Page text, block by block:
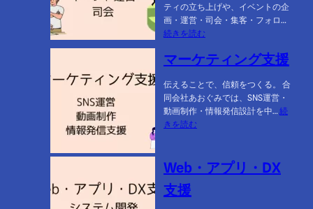
ティの立ち上げや、イベントの企
画・運営・司会・集客・フォロ…
続きを読む
ミ
ニ
テ
ィ・
ト
マーケティング支援
伝えることで、信頼をつくる。 合
同会社あおぐみでは、SNS運営・
動画制作・情報発信設計を中…続
きを読む
ケ
テ
Web・アプリ・DX
支援